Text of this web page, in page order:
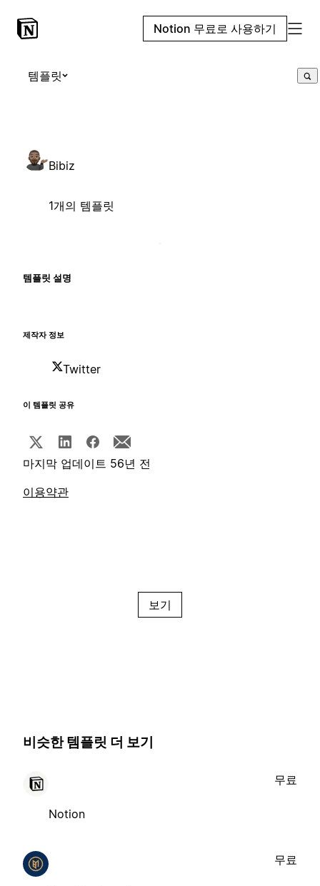
Notion 무료로 사용하기
템플릿
Bibiz
1개의 템플릿
템플릿 설명
제작자 정보
Twitter
이 템플릿 공유
마지막 업데이트 56년 전
이용약관
보기
비슷한 템플릿 더 보기
Notion
무료
무료